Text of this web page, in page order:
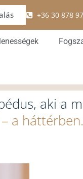
+36 30 878
aki a
a